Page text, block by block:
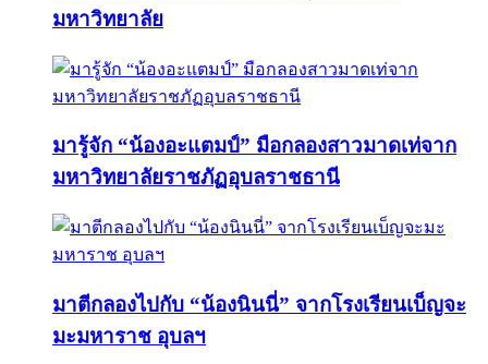
มหาวิทยาลัย
มารู้จัก “น้องอะแตมป์” มือกลองสาวมาดเท่จาก
มหาวิทยาลัยราชภัฏอุบลราชธานี
มาตีกลองไปกับ “น้องนินนี่” จากโรงเรียนเบ็ญจะ
มะมหาราช อุบลฯ